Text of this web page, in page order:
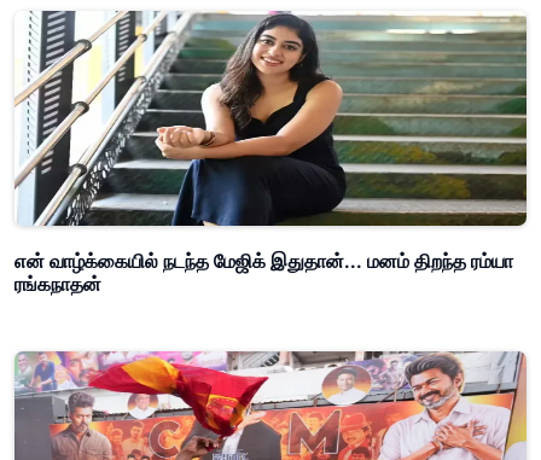
என் வாழ்க்கையில் நடந்த மேஜிக் இதுதான்... மனம் திறந்த ரம்யா
ரங்கநாதன்